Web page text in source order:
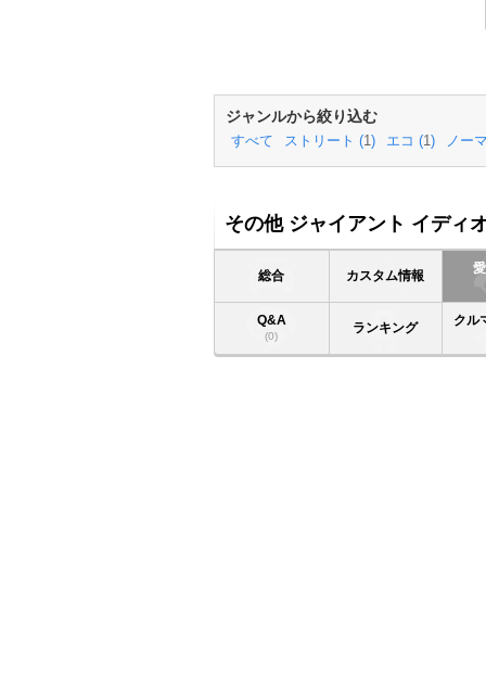
ジャンルから絞り込む
すべて ストリート (1 ) エコ (1 ) ノー
その他 ジャイアント イディ
総合 カスタム情報
Q&A
(0) ランキング
クル